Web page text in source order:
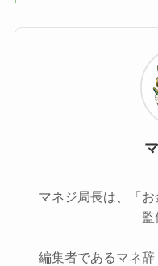
マネジ局長は、「
監
編集者であるマネ辞